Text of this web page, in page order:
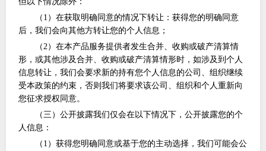
（ 1）在获取明确同意的情况下转让：获得您的明确同意
后，我们会向其他方转让您的个人信息；
（ 2）在本产品服务提供者发生合并、收购或破产清算情
形，或其他涉及合并、收购或破产清算情形时，如涉及到个人
信息转让，我们会要求新的持有您个人信息的公司、组织继续
受本政策的约束，否则我们将要求该公司、组织和个人重新向
您征求授权同意。
（三）公开披露我们仅会在以下情况下，公开披露您的个
人信息：
（ 1）获得您明确同意或基于您的主动选择，我们可能会公